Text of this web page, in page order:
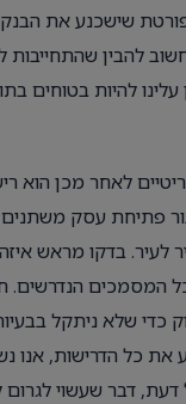
שישכנע את
להבין שהתחייבות
עלינו להיות בטוחים
לאחר מכן הוא
פתיחת עסק
לעיר. בדקו מראש
המסמכים הנדרשים.
כדי שלא ניתקל
כל הדרישות, אנו
דבר שעשוי לגרום